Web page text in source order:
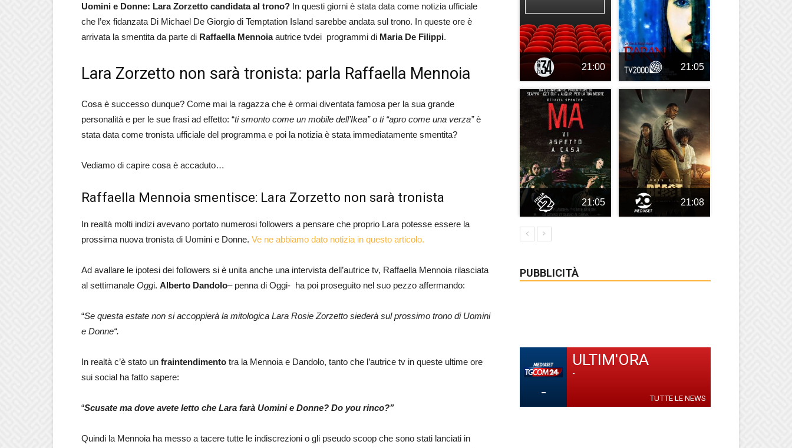
Uomini e Donne: Lara Zorzetto candidata al trono? In questi giorni è stata data come notizia ufficiale
che l’ex fidanzata Di Michael De Giorgio di Temptation Island sarebbe andata sul trono. In queste ore è
arrivata la smentita da parte di Raffaella Mennoiaautrice tvdei programmi di Maria De Filippi.
Lara Zorzetto non sarà tronista: parla Raffaella Mennoia
Cosa è successo dunque? Come mai la ragazza che è ormai diventata famosa per la sua grande
personalità e per le sue frasi ad effetto: “ti smonto come un mobile dell’Ikea” o ti “apro come una verza”è
stata data come tronista ufficiale del programma e poi la notizia è stata immediatamente smentita?
Vediamo di capire cosa è accaduto…
Raffaella Mennoia smentisce: Lara Zorzetto non sarà tronista
In realtà molti indizi avevano portato numerosi followers a pensare che proprio Lara potesse essere la
prossima nuova tronista di Uomini e Donne. Ve ne abbiamo dato notizia in questo articolo.
Ad avallare le ipotesi dei followers si è unita anche una intervista dell’autrice tv, Raffaella Mennoia rilasciata
al settimanale Oggi. Alberto Dandolo– penna di Oggi- ha poi proseguito nel suo pezzo affermando:
“Se questa estate non si accoppierà la mitologica Lara Rosie Zorzetto siederà sul prossimo trono di Uomini
e Donne“.
In realtà c’è stato un fraintendimento tra la Mennoia e Dandolo, tanto che l’autrice tv in queste ultime ore
sui social ha fatto sapere:
“Scusate ma dove avete letto che Lara farà Uomini e Donne? Do you rinco?”
Quindi la Mennoia ha messo a tacere tutte le indiscrezioni o gli pseudo scoop che sono stati lanciati in
21:00 21:05
21:05 21:08
PUBBLICITÀ
-
ULTIM'ORA
-
TUTTE LE NEWS